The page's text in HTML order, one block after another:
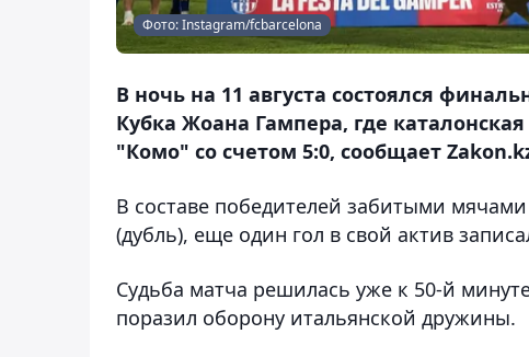
Фото: Instagram/fcbarcelona
В ночь на 11 августа состоялся
Кубка Жоана Гампера, где
"Комо" со счетом 5:0, сообщает
В составе победителей забитыми
(дубль), еще один гол в свой актив
Судьба матча решилась уже к 50-й
поразил оборону итальянской дружины.